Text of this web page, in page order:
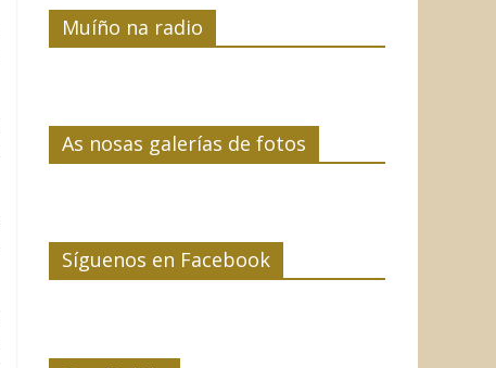
Muíño na radio
As nosas galerías de fotos
Síguenos en Facebook